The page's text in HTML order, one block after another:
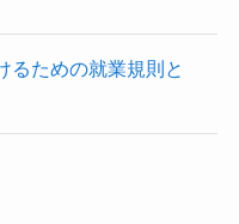
るための就業規則と